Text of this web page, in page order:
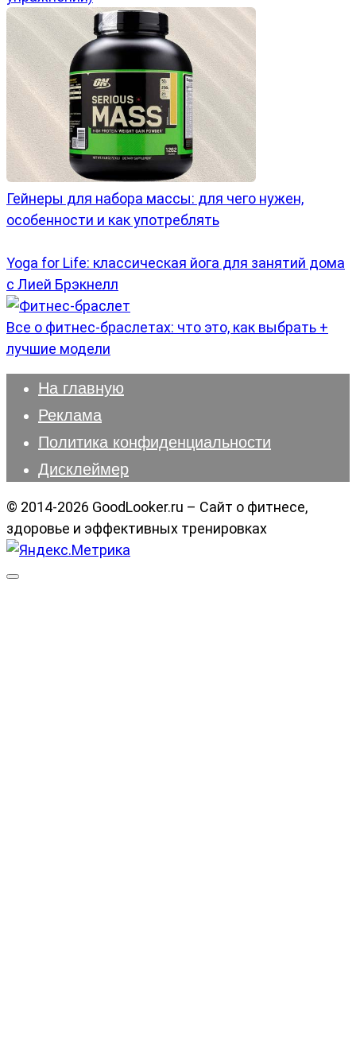
Гейнеры для набора массы: для чего нужен,
особенности и как употреблять
Yoga for Life: классическая йога для занятий дома
с Лией Брэкнелл
Все о фитнес-браслетах: что это, как выбрать +
лучшие модели
На главную
Реклама
Политика конфиденциальности
Дисклеймер
© 2014-2026 GoodLooker.ru – Сайт о фитнесе,
здоровье и эффективных тренировках